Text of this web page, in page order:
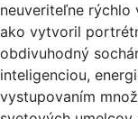
neuveriteľne rýchlo
ako vytvoril
obdivuhodný
inteligenciou,
vystupovaním